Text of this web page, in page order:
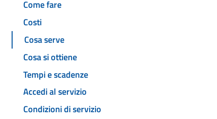
Come fare
Costi
Cosa serve
Cosa si ottiene
Tempi e scadenze
Accedi al servizio
Condizioni di servizio